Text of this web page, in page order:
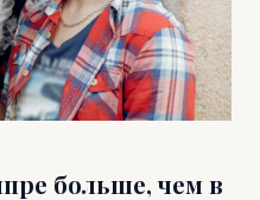
больше, чем в